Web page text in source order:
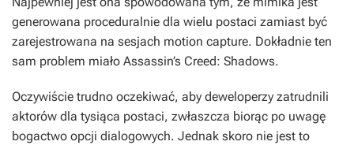
generowana proceduralnie dla wielu postaci zamiast być
zarejestrowana na sesjach motion capture. Dokładnie ten
sam problem miało Assassin’s Creed: Shadows.
Oczywiście trudno oczekiwać, aby deweloperzy zatrudnili
aktorów dla tysiąca postaci, zwłaszcza biorąc po uwagę
bogactwo opcji dialogowych. Jednak skoro nie jest to